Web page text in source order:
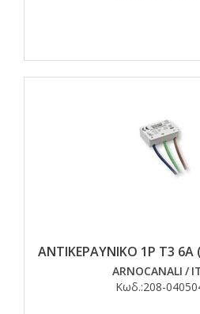
ΑΝΤΙΚΕΡΑΥΝΙΚΟ 1P T3 6Α
ARNOCANALI /
Κωδ.:208-